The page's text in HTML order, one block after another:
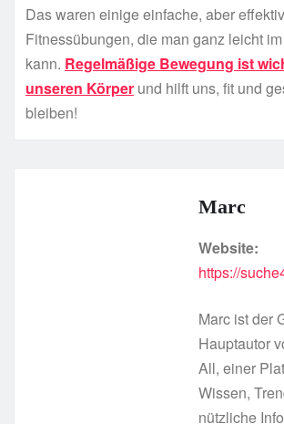
Das waren einige einfache, aber
Fitnessübungen, die man ganz leicht
kann. Regelmäßige Bewegung ist
unseren Körper und hilft uns, fit und
bleiben!
Marc
Website:
https://
Marc ist der
Hauptautor
All, einer
Wissen,
nützliche